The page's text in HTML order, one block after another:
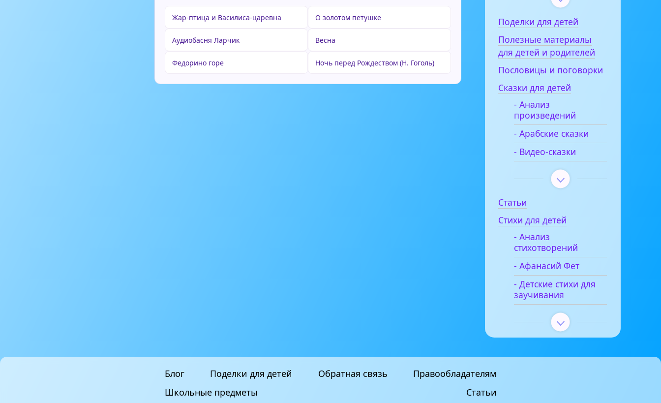
Жар-птица и Василиса-царевна О золотом петушке
Аудиобасня Ларчик Весна
Федорино горе Ночь перед Рождеством (Н. Гоголь)
Поделки для детей
Полезные материалы
для детей и родителей
Пословицы и поговорки
Сказки для детей
- Анализ
произведений
- Арабские сказки
- Видео-сказки
Статьи
Стихи для детей
- Анализ
стихотворений
- Афанасий Фет
- Детские стихи для
заучивания
Блог Поделки для детей Обратная связь
Правообладателям
Школьные предметы
Статьи